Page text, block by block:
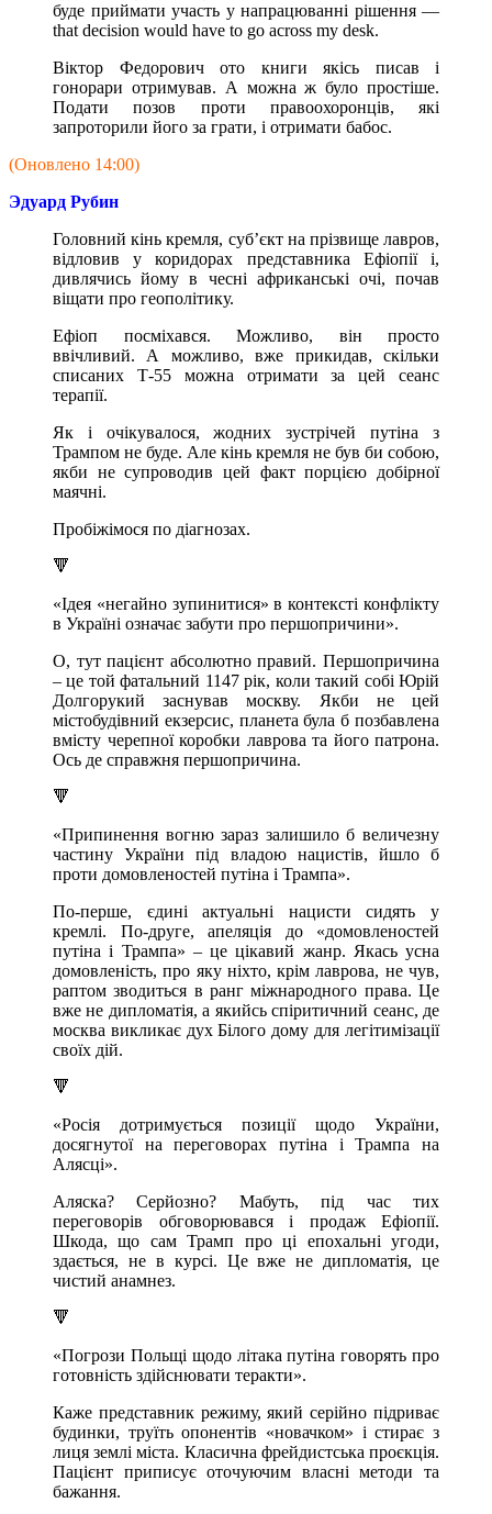
буде приймати участь у напрацюванні рішення —
that decision would have to go across my desk.
Віктор Федорович ото книги якісь писав і
гонорари отримував. А можна ж було простіше.
Подати позов проти правоохоронців, які
запроторили його за грати, і отримати бабос.
(Оновлено 14:00)
Эдуард Рубин
Головний кінь кремля, суб’єкт на прізвище лавров,
відловив у коридорах представника Ефіопії і,
дивлячись йому в чесні африканські очі, почав
віщати про геополітику.
Ефіоп посміхався. Можливо, він просто
ввічливий. А можливо, вже прикидав, скільки
списаних Т-55 можна отримати за цей сеанс
терапії.
Як і очікувалося, жодних зустрічей путіна з
Трампом не буде. Але кінь кремля не був би собою,
якби не супроводив цей факт порцією добірної
маячні.
Пробіжімося по діагнозах.
🔻
«Ідея «негайно зупинитися» в контексті конфлікту
в Україні означає забути про першопричини».
О, тут пацієнт абсолютно правий. Першопричина
– це той фатальний 1147 рік, коли такий собі Юрій
Долгорукий заснував москву. Якби не цей
містобудівний екзерсис, планета була б позбавлена
вмісту черепної коробки лаврова та його патрона.
Ось де справжня першопричина.
🔻
«Припинення вогню зараз залишило б величезну
частину України під владою нацистів, йшло б
проти домовленостей путіна і Трампа».
По-перше, єдині актуальні нацисти сидять у
кремлі. По-друге, апеляція до «домовленостей
путіна і Трампа» – це цікавий жанр. Якась усна
домовленість, про яку ніхто, крім лаврова, не чув,
раптом зводиться в ранг міжнародного права. Це
вже не дипломатія, а якийсь спіритичний сеанс, де
москва викликає дух Білого дому для легітимізації
своїх дій.
🔻
«Росія дотримується позиції щодо України,
досягнутої на переговорах путіна і Трампа на
Алясці».
Аляска? Серйозно? Мабуть, під час тих
переговорів обговорювався і продаж Ефіопії.
Шкода, що сам Трамп про ці епохальні угоди,
здається, не в курсі. Це вже не дипломатія, це
чистий анамнез.
🔻
«Погрози Польщі щодо літака путіна говорять про
готовність здійснювати теракти».
Каже представник режиму, який серійно підриває
будинки, труїть опонентів «новачком» і стирає з
лиця землі міста. Класична фрейдистська проєкція.
Пацієнт приписує оточуючим власні методи та
бажання.